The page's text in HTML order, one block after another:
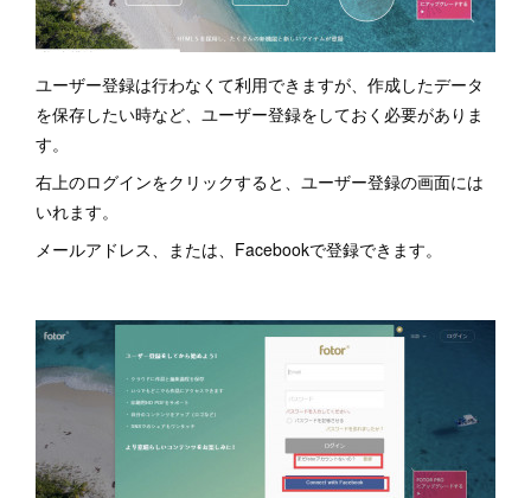
ユーザー登録は行わなくて利用できますが、作成したデータ
を保存したい時など、ユーザー登録をしておく必要がありま
す。
右上のログインをクリックすると、ユーザー登録の画面には
いれます。
メールアドレス、または、Facebookで登録できます。